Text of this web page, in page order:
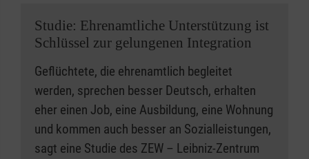
Studie: Ehrenamtliche Unterstützung ist
Schlüssel zur gelungenen Integration
Geflüchtete, die ehrenamtlich begleitet
werden, sprechen besser Deutsch, erhalten
eher einen Job, eine Ausbildung, eine Wohnung
und kommen auch besser an Sozialleistungen,
sagt eine Studie des ZEW – Leibniz-Zentrum